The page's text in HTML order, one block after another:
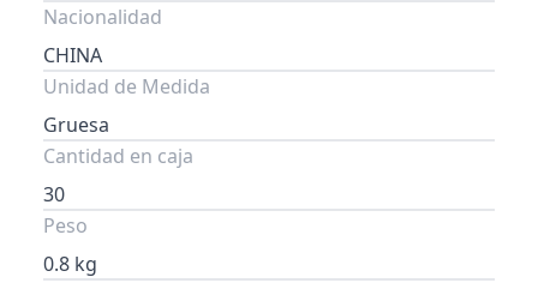
Nacionalidad
CHINA
Unidad de Medida
Gruesa
Cantidad en caja
30
Peso
0.8 kg